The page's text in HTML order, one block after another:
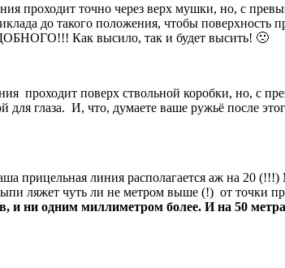
проходит точно через верх мушки, но, с
до такого положения, чтобы поверхность
Как высило, так и будет высить! 🙁
проходит поверх ствольной коробки, но, с
для глаза. И, что, думаете ваше ружьё после
прицельная линия располагается аж на
ляжет чуть ли не метром выше (!) от точки
и ни одним миллиметром более. И на 50